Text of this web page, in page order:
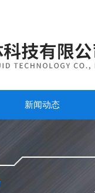
新闻动态